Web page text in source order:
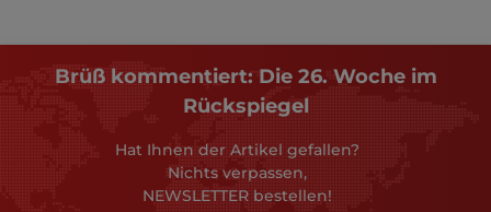
Brüß kommentiert: Die 26. Woche im
Rückspiegel
Hat Ihnen der Artikel gefallen?
Nichts verpassen,
NEWSLETTER bestellen!